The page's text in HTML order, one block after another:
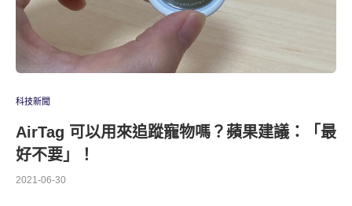
科技新聞
AirTag 可以用來追蹤寵物嗎？蘋果建議：「最
好不要」！
2021-06-30